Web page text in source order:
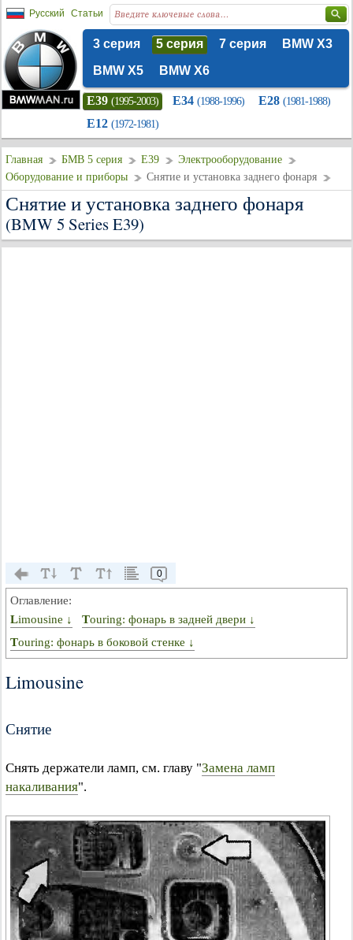
Русский Статьи
3 серия 5 серия 7 серия
BMW X3
BMW X5
BMW X6
E39 (1995-2003) E34 (1988-1996) E28 (1981-1988)
E12 (1972-1981)
Главная БМВ 5 серия E39
Электрооборудование
Оборудование и приборы
Снятие и установка заднего фонаря
Снятие и установка заднего фонаря
(BMW 5 Series E39)
0
Оглавление:
Limousine ↓
Touring: фонарь в задней двери ↓
Touring: фонарь в боковой стенке ↓
Limousine
Снятие
Снять держатели ламп, см. главу "Замена ламп
накаливания".